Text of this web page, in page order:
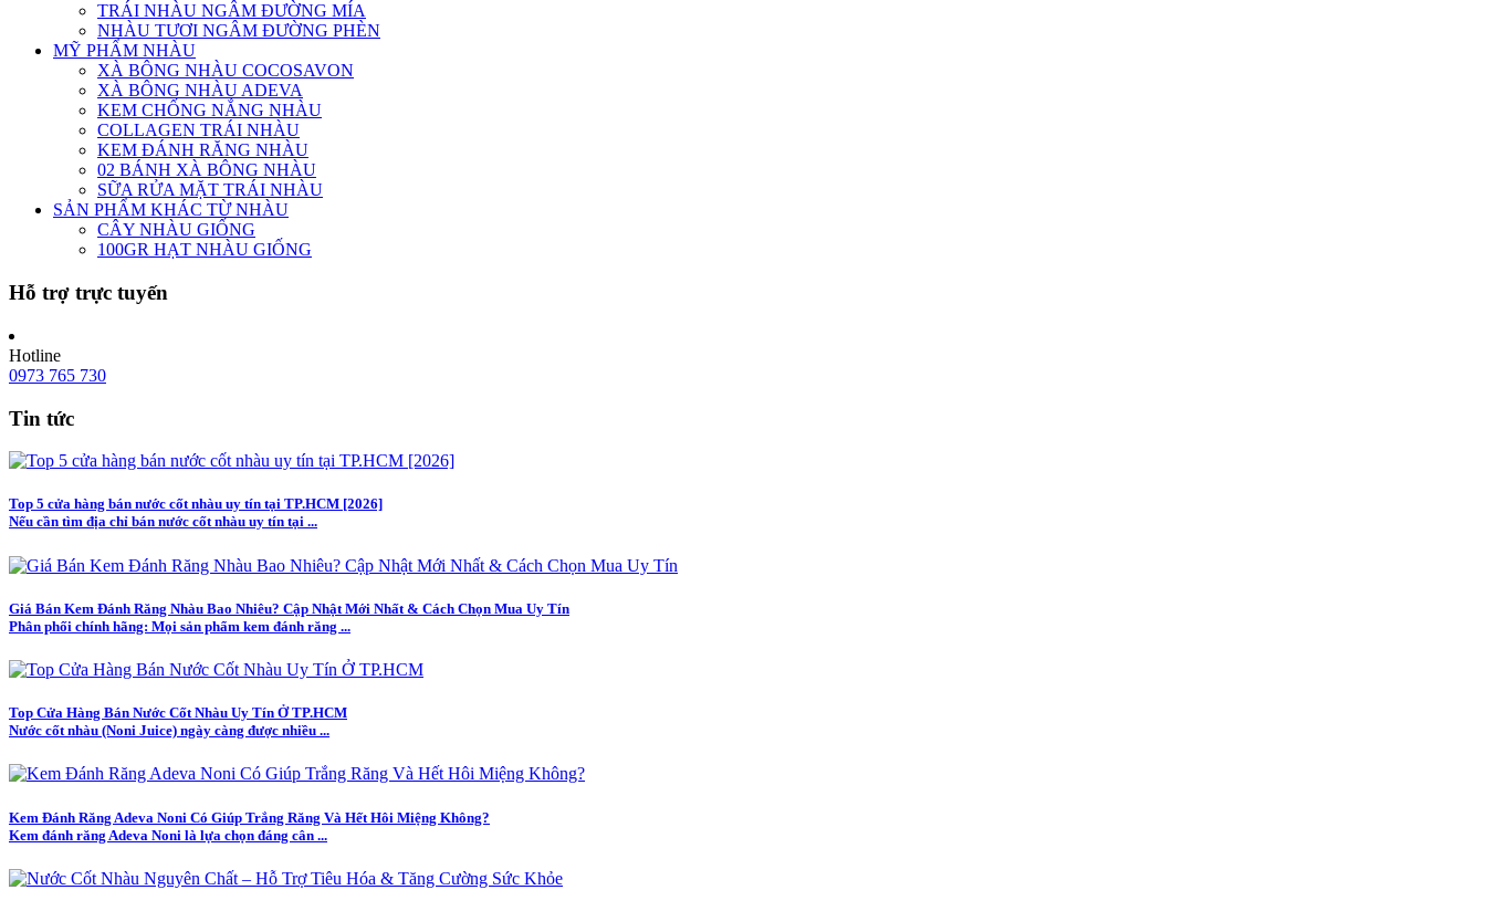
TRÁI NHÀU NGÂM ĐƯỜNG MÍA
NHÀU TƯƠI NGÂM ĐƯỜNG PHÈN
MỸ PHẨM NHÀU
XÀ BÔNG NHÀU COCOSAVON
XÀ BÔNG NHÀU ADEVA
KEM CHỐNG NẮNG NHÀU
COLLAGEN TRÁI NHÀU
KEM ĐÁNH RĂNG NHÀU
02 BÁNH XÀ BÔNG NHÀU
SỮA RỬA MẶT TRÁI NHÀU
SẢN PHẨM KHÁC TỪ NHÀU
CÂY NHÀU GIỐNG
100GR HẠT NHÀU GIỐNG
Hỗ trợ trực tuyến
Hotline
0973 765 730
Tin tức
Top 5 cửa hàng bán nước cốt nhàu uy tín tại TP.HCM [2026]
Nếu cần tìm địa chỉ bán nước cốt nhàu uy tín tại ...
Giá Bán Kem Đánh Răng Nhàu Bao Nhiêu? Cập Nhật Mới Nhất & Cách Chọn Mua Uy Tín
Phân phối chính hãng: Mọi sản phẩm kem đánh răng ...
Top Cửa Hàng Bán Nước Cốt Nhàu Uy Tín Ở TP.HCM
Nước cốt nhàu (Noni Juice) ngày càng được nhiều ...
Kem Đánh Răng Adeva Noni Có Giúp Trắng Răng Và Hết Hôi Miệng Không?
Kem đánh răng Adeva Noni là lựa chọn đáng cân ...